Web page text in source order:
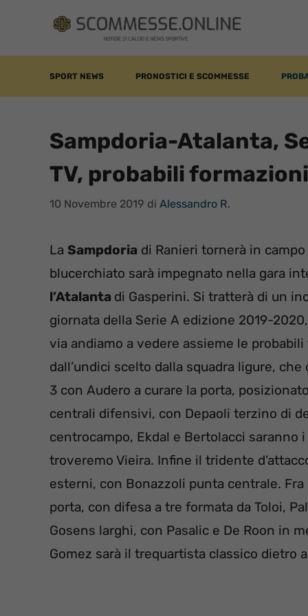
contenuto
SPORT NEWS PRONOSTICI E SCOMMESSE
Sampdoria-Atalanta,
TV, probabili formazioni
10 Novembre 2019 di Alessandro R.
La Sampdoria di Ranieri tornerà in
blucerchiato sarà impegnato nella gara
l’Atalanta di Gasperini. Si tratterà di un
giornata della Serie A edizione 2019-
via andiamo a vedere assieme le
dall’undici scelto dalla squadra ligure,
3 con Audero a curare la porta,
centrali difensivi, con Depaoli terzino di
centrocampo, Ekdal e Bertolacci
troveremo Vieira. Infine il tridente
esterni, con Bonazzoli punta centrale.
porta, con difesa a tre formata da Toloi,
Gosens larghi, con Pasalic e De Roon in
Gomez sarà il trequartista classico dietro